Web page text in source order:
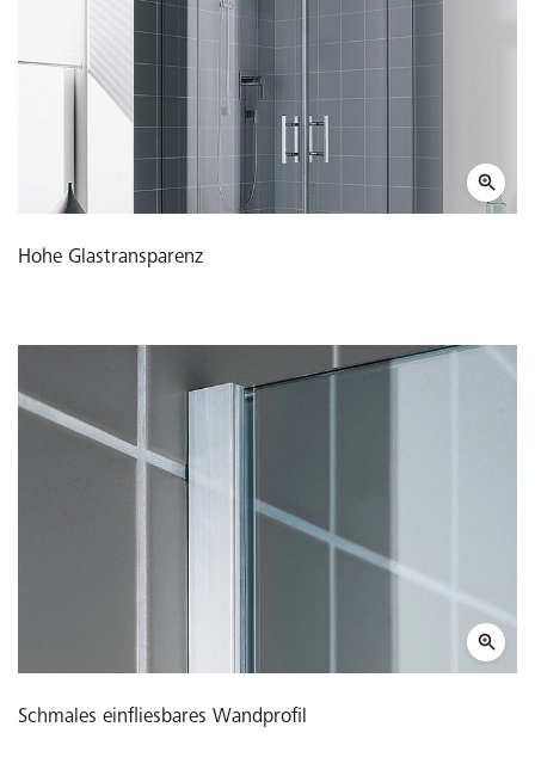
Hohe Glastransparenz
Schmales einfliesbares Wandprofil